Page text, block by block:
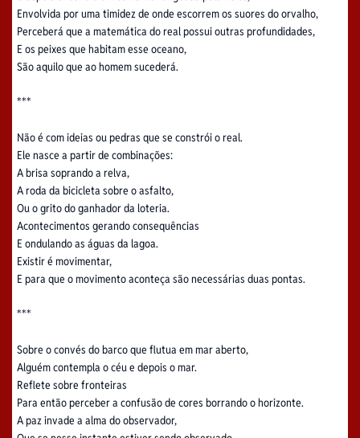
Envolvida por uma timidez de onde escorrem os suores do orvalho,
Perceberá que a matemática do real possui outras profundidades,
E os peixes que habitam esse oceano,
São aquilo que ao homem sucederá.
***
Não é com ideias ou pedras que se constrói o real.
Ele nasce a partir de combinações:
A brisa soprando a relva,
A roda da bicicleta sobre o asfalto,
Ou o grito do ganhador da loteria.
Acontecimentos gerando consequências
E ondulando as águas da lagoa.
Existir é movimentar,
E para que o movimento aconteça são necessárias duas pontas.
***
Sobre o convés do barco que flutua em mar aberto,
Alguém contempla o céu e depois o mar.
Reflete sobre fronteiras
Para então perceber a confusão de cores borrando o horizonte.
A paz invade a alma do observador,